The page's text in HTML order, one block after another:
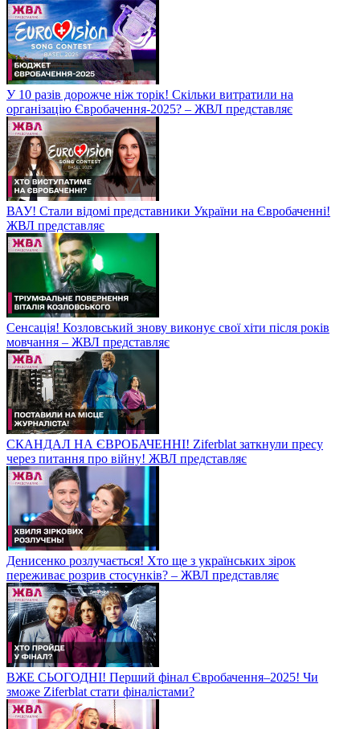
У 10 разів дорожче ніж торік! Скільки витратили на
організацію Євробачення-2025? – ЖВЛ представляє
ВАУ! Стали відомі представники України на Євробаченні!
ЖВЛ представляє
Сенсація! Козловський знову виконує свої хіти після років
мовчання – ЖВЛ представляє
СКАНДАЛ НА ЄВРОБАЧЕННІ! Ziferblat заткнули пресу
через питання про війну! ЖВЛ представляє
Денисенко розлучається! Хто ще з українських зірок
переживає розрив стосунків? – ЖВЛ представляє
ВЖЕ СЬОГОДНІ! Перший фінал Євробачення–2025! Чи
зможе Ziferblat стати фіналістами?